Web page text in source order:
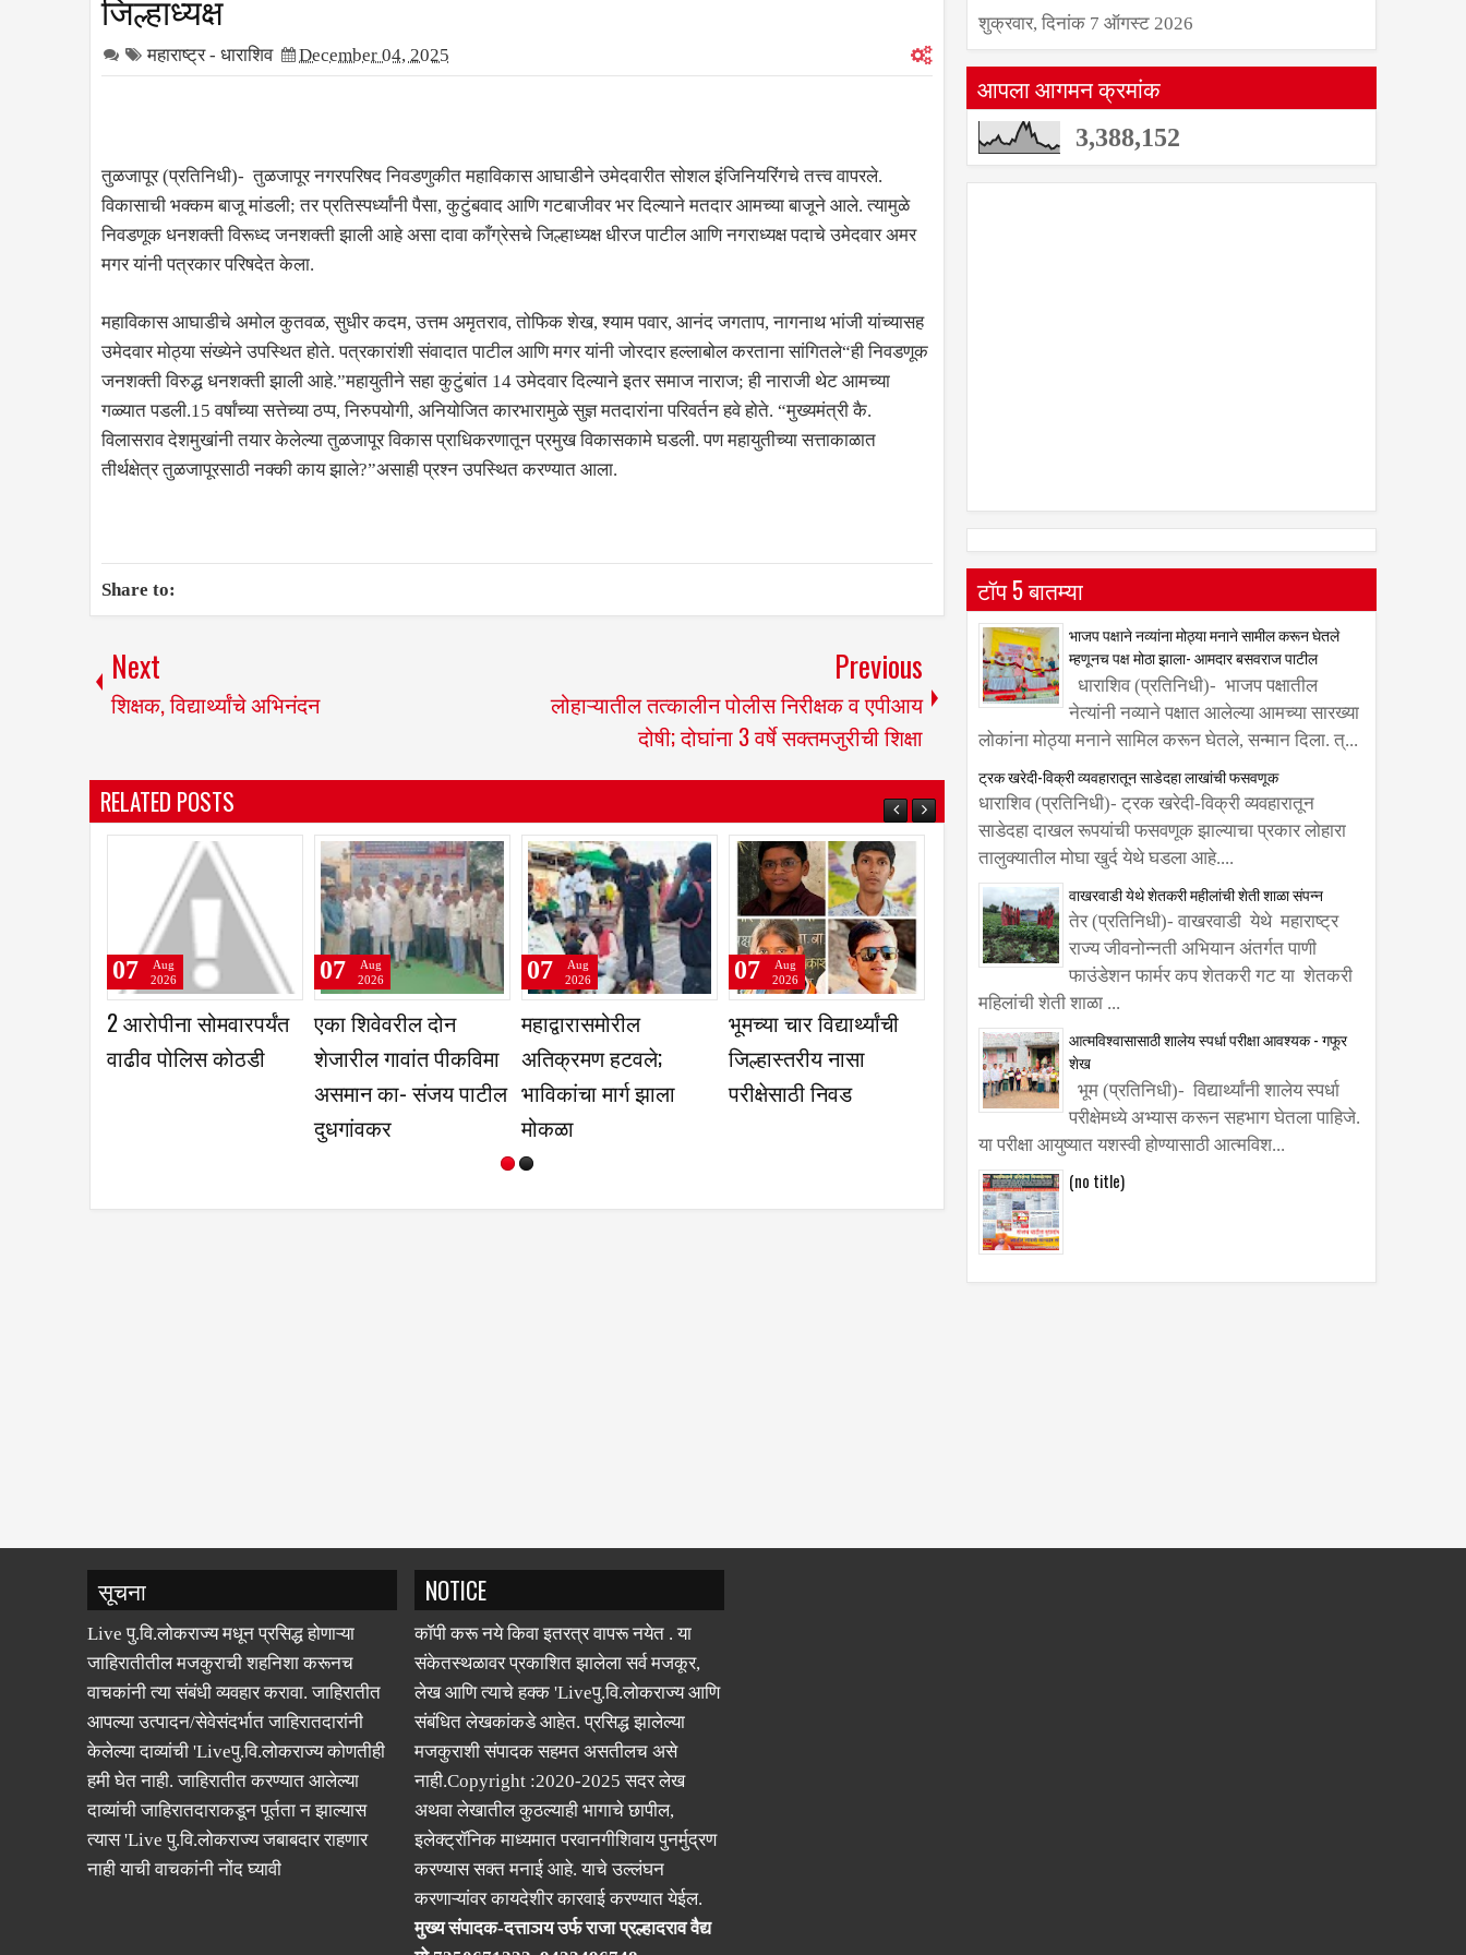
महाराष्ट्र - धाराशिव December 04, 2025
तुळजापूर (प्रतिनिधी)- तुळजापूर नगरपरिषद निवडणुकीत महाविकास आघाडीने उमेदवारीत सोशल इंजिनियरिंगचे तत्त्व वापरले.
विकासाची भक्कम बाजू मांडली; तर प्रतिस्पर्ध्यांनी पैसा, कुटुंबवाद आणि गटबाजीवर भर दिल्याने मतदार आमच्या बाजूने आले. त्यामुळे
निवडणूक धनशक्ती विरूध्द जनशक्ती झाली आहे असा दावा काँग्रेसचे जिल्हाध्यक्ष धीरज पाटील आणि नगराध्यक्ष पदाचे उमेदवार अमर
मगर यांनी पत्रकार परिषदेत केला.
महाविकास आघाडीचे अमोल कुतवळ, सुधीर कदम, उत्तम अमृतराव, तोफिक शेख, श्याम पवार, आनंद जगताप, नागनाथ भांजी यांच्यासह
उमेदवार मोठ्या संख्येने उपस्थित होते. पत्रकारांशी संवादात पाटील आणि मगर यांनी जोरदार हल्लाबोल करताना सांगितले“ही निवडणूक
जनशक्ती विरुद्ध धनशक्ती झाली आहे.”महायुतीने सहा कुटुंबांत 14 उमेदवार दिल्याने इतर समाज नाराज; ही नाराजी थेट आमच्या
गळ्यात पडली.15 वर्षांच्या सत्तेच्या ठप्प, निरुपयोगी, अनियोजित कारभारामुळे सुज्ञ मतदारांना परिवर्तन हवे होते. “मुख्यमंत्री कै.
विलासराव देशमुखांनी तयार केलेल्या तुळजापूर विकास प्राधिकरणातून प्रमुख विकासकामे घडली. पण महायुतीच्या सत्ताकाळात
तीर्थक्षेत्र तुळजापूरसाठी नक्की काय झाले?”असाही प्रश्न उपस्थित करण्यात आला.
Share to:
Next
शिक्षक, विद्यार्थ्यांचे अभिनंदन
Previous
लोहाऱ्यातील तत्कालीन पोलीस निरीक्षक व एपीआय
दोषी; दोघांना 3 वर्षे सक्तमजुरीची शिक्षा
RELATED POSTS
भूमच्या चार विद्यार्थ्यांची
जिल्हास्तरीय नासा
धाराशीव रिपब्लिकन
सेनेच्या जिल्हा बैठकीत
नवीन पदाधिकाऱ्यांची
07
गोपाळवाडी येथे महिला
ग्रामसंघ सभा संपन्न
07
Aug
2026
2 आरोपीना सोमवारपर्यंत
वाढीव पोलिस कोठडी
07
2026
एका शिवेवरील दोन
शेजारील गावांत पीकविमा
असमान का- संजय पाटील
07
Aug
2026
शुक्रवार, दिनांक 7 ऑगस्ट 2026
आपला आगमन क्रमांक
3,388,152
टॉप 5 बातम्या
भाजप पक्षाने नव्यांना मोठ्या मनाने सामील करून घेतले
म्हणूनच पक्ष मोठा झाला- आमदार बसवराज पाटील
धाराशिव (प्रतिनिधी)- भाजप पक्षातील
नेत्यांनी नव्याने पक्षात आलेल्या आमच्या सारख्या
लोकांना मोठ्या मनाने सामिल करून घेतले, सन्मान दिला. त्...
ट्रक खरेदी-विक्री व्यवहारातून साडेदहा लाखांची फसवणूक
धाराशिव (प्रतिनिधी)- ट्रक खरेदी-विक्री व्यवहारातून
साडेदहा दाखल रूपयांची फसवणूक झाल्याचा प्रकार लोहारा
तालुक्यातील मोघा खुर्द येथे घडला आहे....
वाखरवाडी येथे शेतकरी महीलांची शेती शाळा संपन्न
तेर (प्रतिनिधी)- वाखरवाडी येथे महाराष्ट्र
राज्य जीवनोन्नती अभियान अंतर्गत पाणी
फाउंडेशन फार्मर कप शेतकरी गट या शेतकरी
महिलांची शेती शाळा ...
आत्मविश्वासासाठी शालेय स्पर्धा परीक्षा आवश्यक - गफूर
शेख
भूम (प्रतिनिधी)- विद्यार्थ्यांनी शालेय स्पर्धा
परीक्षेमध्ये अभ्यास करून सहभाग घेतला पाहिजे.
या परीक्षा आयुष्यात यशस्वी होण्यासाठी आत्मविश...
(no title)
सूचना
Live पु.वि.लोकराज्य मधून प्रसिद्ध होणाऱ्या
जाहिरातीतील मजकुराची शहनिशा करूनच
वाचकांनी त्या संबंधी व्यवहार करावा. जाहिरातीत
आपल्या उत्पादन/सेवेसंदर्भात जाहिरातदारांनी
केलेल्या दाव्यांची 'Liveपु.वि.लोकराज्य कोणतीही
हमी घेत नाही. जाहिरातीत करण्यात आलेल्या
दाव्यांची जाहिरातदाराकडून पूर्तता न झाल्यास
त्यास 'Live पु.वि.लोकराज्य जबाबदार राहणार
नाही याची वाचकांनी नोंद घ्यावी
NOTICE
कॉपी करू नये किवा इतरत्र वापरू नयेत . या
संकेतस्थळावर प्रकाशित झालेला सर्व मजकूर,
लेख आणि त्याचे हक्क 'Liveपु.वि.लोकराज्य आणि
संबंधित लेखकांकडे आहेत. प्रसिद्ध झालेल्या
मजकुराशी संपादक सहमत असतीलच असे
नाही.Copyright :2020-2025 सदर लेख
अथवा लेखातील कुठल्याही भागाचे छापील,
इलेक्ट्रॉनिक माध्यमात परवानगीशिवाय पुनर्मुद्रण
करण्यास सक्त मनाई आहे. याचे उल्लंघन
करणाऱ्यांवर कायदेशीर कारवाई करण्यात येईल.
मुख्य संपादक-दत्ताञय उर्फ राजा प्रल्हादराव वैद्य